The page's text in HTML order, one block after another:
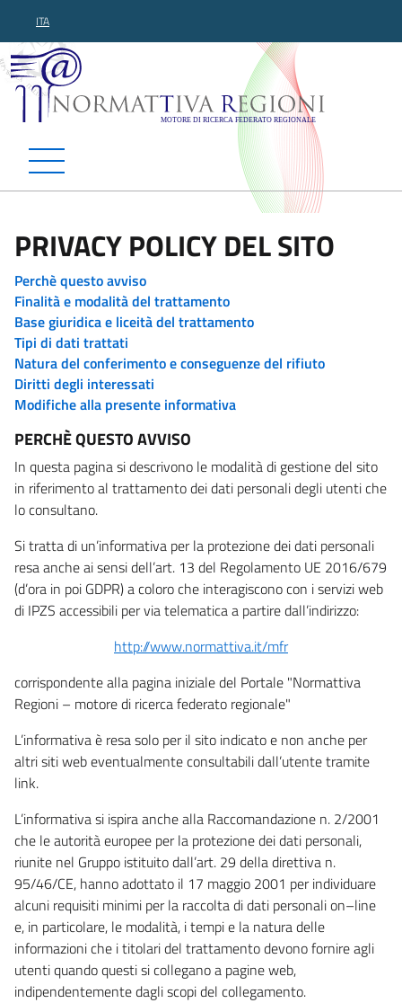
ITA
Normattiva Regioni -
PRIVACY POLICY DEL SITO
Perchè questo avviso
Finalità e modalità del trattamento
Base giuridica e liceità del trattamento
Tipi di dati trattati
Natura del conferimento e conseguenze del rifiuto
Diritti degli interessati
Modifiche alla presente informativa
PERCHÈ QUESTO AVVISO
In questa pagina si descrivono le modalità di gestione del sito
in riferimento al trattamento dei dati personali degli utenti che
lo consultano.
Si tratta di un’informativa per la protezione dei dati personali
resa anche ai sensi dell’art. 13 del Regolamento UE 2016/679
(d’ora in poi GDPR) a coloro che interagiscono con i servizi web
di IPZS accessibili per via telematica a partire dall’indirizzo:
http://www.normattiva.it/mfr
corrispondente alla pagina iniziale del Portale "Normattiva
Regioni – motore di ricerca federato regionale"
L’informativa è resa solo per il sito indicato e non anche per
altri siti web eventualmente consultabili dall’utente tramite
link.
L’informativa si ispira anche alla Raccomandazione n. 2/2001
che le autorità europee per la protezione dei dati personali,
riunite nel Gruppo istituito dall’art. 29 della direttiva n.
95/46/CE, hanno adottato il 17 maggio 2001 per individuare
alcuni requisiti minimi per la raccolta di dati personali on–line
e, in particolare, le modalità, i tempi e la natura delle
informazioni che i titolari del trattamento devono fornire agli
utenti quando questi si collegano a pagine web,
indipendentemente dagli scopi del collegamento.